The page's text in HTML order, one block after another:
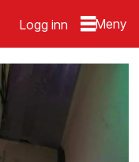
Logg inn